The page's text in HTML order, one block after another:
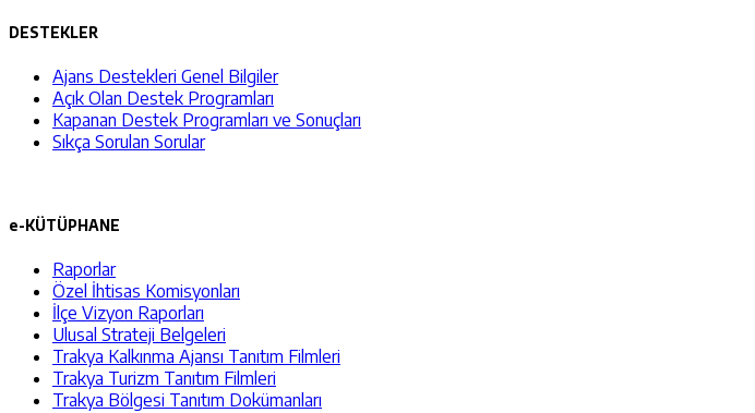
DESTEKLER
Ajans Destekleri Genel Bilgiler
Açık Olan Destek Programları
Kapanan Destek Programları ve Sonuçları
Sıkça Sorulan Sorular
e-KÜTÜPHANE
Raporlar
Özel İhtisas Komisyonları
İlçe Vizyon Raporları
Ulusal Strateji Belgeleri
Trakya Kalkınma Ajansı Tanıtım Filmleri
Trakya Turizm Tanıtım Filmleri
Trakya Bölgesi Tanıtım Dokümanları